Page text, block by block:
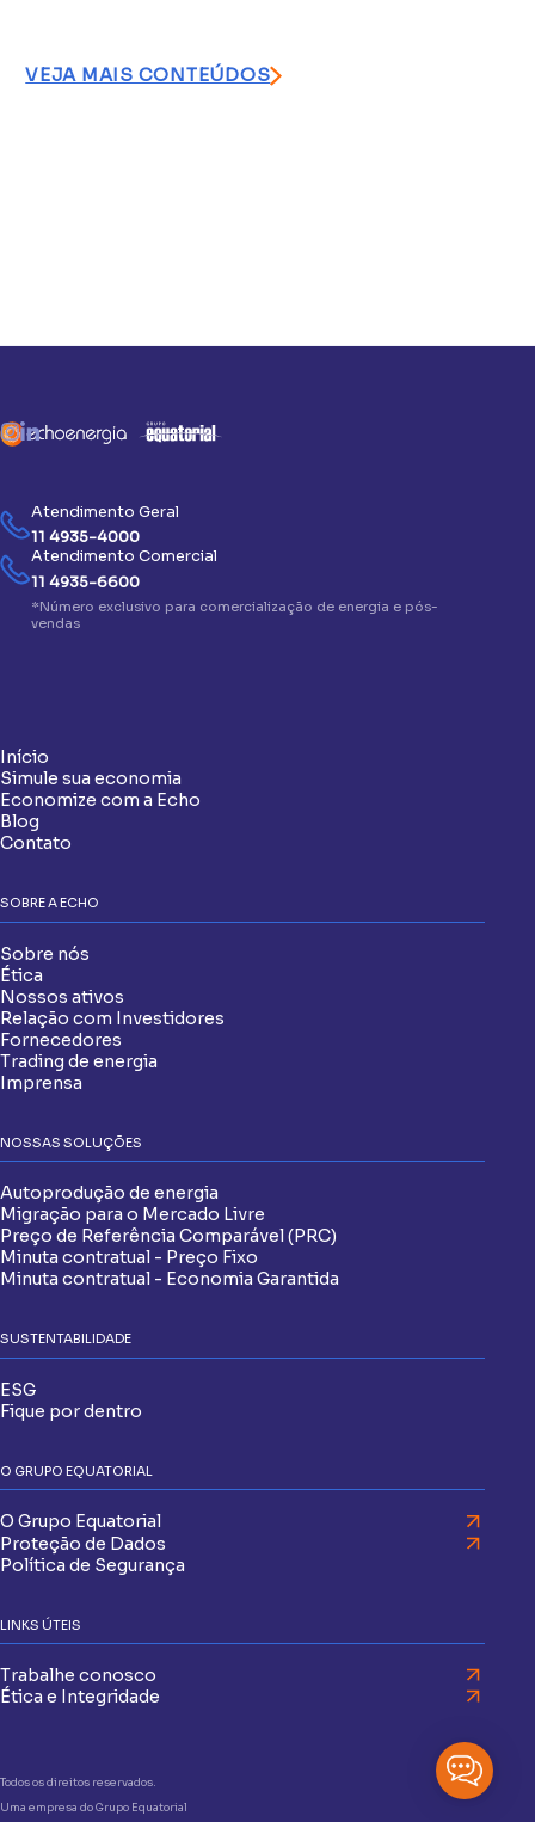
VEJA MAIS CONTEÚDOS
Atendimento Geral
11 4935-4000
Atendimento Comercial
11 4935-6600
*Número exclusivo para comercialização de energia e pós-
vendas
Início
Simule sua economia
Economize com a Echo
Blog
Contato
SOBRE A ECHO
Sobre nós
Ética
Nossos ativos
Relação com Investidores
Fornecedores
Trading de energia
Imprensa
NOSSAS SOLUÇÕES
Autoprodução de energia
Migração para o Mercado Livre
Preço de Referência Comparável (PRC)
Minuta contratual - Preço Fixo
Minuta contratual - Economia Garantida
SUSTENTABILIDADE
ESG
Fique por dentro
O GRUPO EQUATORIAL
O Grupo Equatorial
Proteção de Dados
Política de Segurança
LINKS ÚTEIS
Trabalhe conosco
Ética e Integridade
Todos os direitos reservados.
Uma empresa do Grupo Equatorial